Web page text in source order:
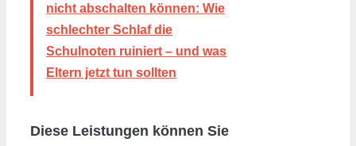
nicht abschalten können: Wie
schlechter Schlaf die
Schulnoten ruiniert – und was
Eltern jetzt tun sollten
Diese Leistungen können Sie